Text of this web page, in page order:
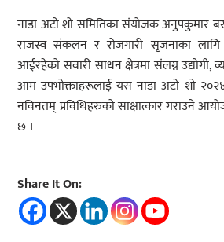
नाडा अटो शो समितिका संयोजक अनुपकुमार
राजस्व संकलन र रोजगारी सृजनाका लागि
आईरहेको सवारी साधन क्षेत्रमा संलग्न उद्योगी,
आम उपभोक्ताहरूलाई यस नाडा अटो शो
नविनतम् प्रविधिहरुको साक्षात्कार गराउने
छ ।
Share It On: